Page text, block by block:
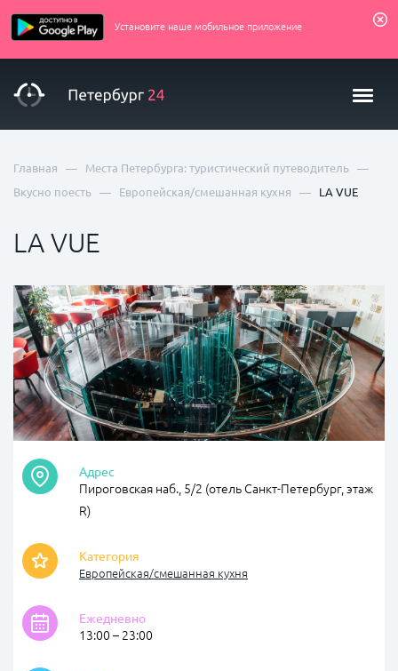
Установите наше мобильное приложение
Главная — Места Петербурга: туристический путеводитель —
Вкусно поесть — Европейская/cмешанная кухня — LA VUE
LA VUE
Адрес
Пироговская наб., 5/2 (отель Санкт-Петербург, этаж
R)
Категория
Европейская/cмешанная кухня
Ежедневно
13:00 – 23:00